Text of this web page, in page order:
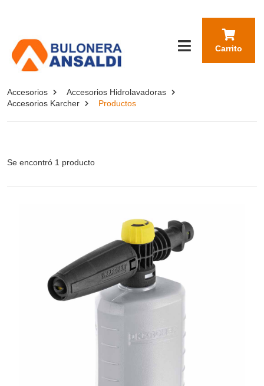
Carrito
Accesorios
Accesorios Hidrolavadoras
Accesorios Karcher
Productos
Se encontró 1 producto